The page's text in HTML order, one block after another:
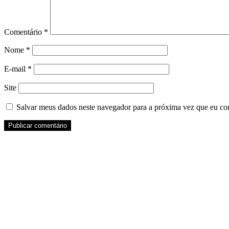
Comentário *
Nome *
E-mail *
Site
Salvar meus dados neste navegador para a próxima vez que eu